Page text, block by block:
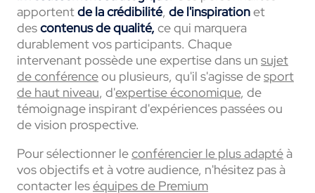
apportentde la crédibilité, de l'inspirationet
descontenus de qualité, ce qui marquera
durablement vos participants. Chaque
intervenant possède une expertise dans un sujet
de conférenceou plusieurs, qu'il s'agisse desport
de haut niveau, d'expertise économique, de
témoignage inspirant d'expériences passées ou
de vision prospective.
Pour sélectionner leconférencier le plus adaptéà
vos objectifs et à votre audience, n'hésitez pas à
contacter leséquipes de Premium